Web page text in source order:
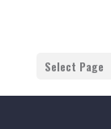
Select Page